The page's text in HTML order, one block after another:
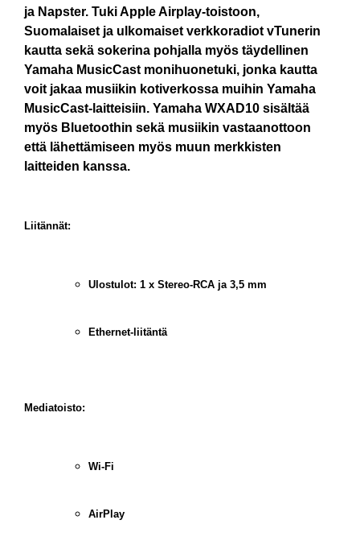
ja Napster. Tuki Apple Airplay-toistoon,
Suomalaiset ja ulkomaiset verkkoradiot vTunerin
kautta sekä sokerina pohjalla myös täydellinen
Yamaha MusicCast monihuonetuki, jonka kautta
voit jakaa musiikin kotiverkossa muihin Yamaha
MusicCast-laitteisiin. Yamaha WXAD10 sisältää
myös Bluetoothin sekä musiikin vastaanottoon
että lähettämiseen myös muun merkkisten
laitteiden kanssa.
Liitännät:
Ulostulot: 1 x Stereo-RCA ja 3,5 mm
Ethernet-liitäntä
Mediatoisto:
Wi-Fi
AirPlay